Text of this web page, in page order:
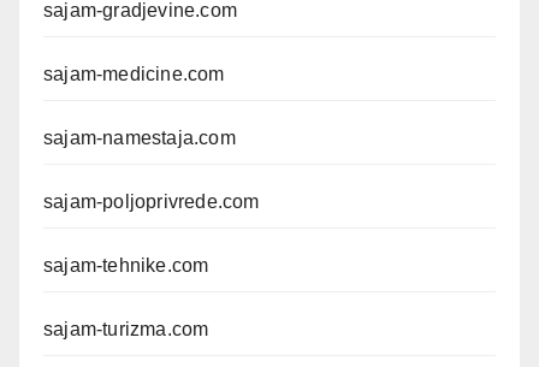
sajam-gradjevine.com
sajam-medicine.com
sajam-namestaja.com
sajam-poljoprivrede.com
sajam-tehnike.com
sajam-turizma.com